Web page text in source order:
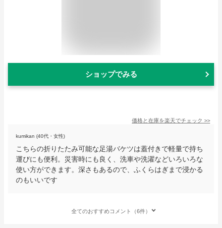
ショップでみる
価格と在庫を楽天でチェック >>
kumikan (40代・女性)
こちらの折りたたみ可能な足湯バケツは蓋付きで軽量で持ち
運びにも便利。災害時にも良く、洗車や洗濯などいろいろな
使い方ができます。深さもあるので、ふくらはぎまで浸かる
のもいいです
全てのおすすめコメント（6件）